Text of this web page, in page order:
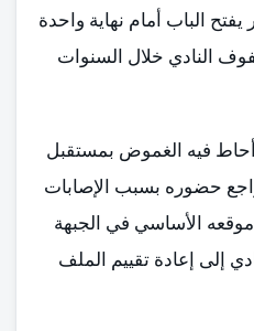
الباب أمام نهاية واحدة
النادي خلال السنوات
فيه الغموض بمستقبل
حضوره بسبب الإصابات
الأساسي في الجبهة
إلى إعادة تقييم الملف